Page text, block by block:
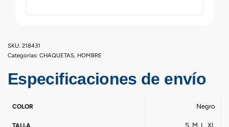
218431
Categorías: CHAQUETAS HOMBRE
Especificaciones de envío
COLOR Negro
S, M, L, XL